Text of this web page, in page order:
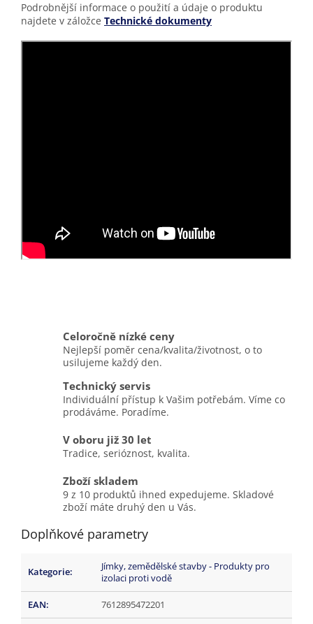
Podrobnější informace o použití a údaje o produktu
najdete v záložce Technické dokumenty
Celoročně nízké ceny
Nejlepší poměr cena/kvalita/životnost, o to
usilujeme každý den.
Technický servis
Individuální přístup k Vašim potřebám. Víme co
prodáváme. Poradíme.
V oboru již 30 let
Tradice, serióznost, kvalita.
Zboží skladem
9 z 10 produktů ihned expedujeme. Skladové
zboží máte druhý den u Vás.
Doplňkové parametry
Kategorie:
Jímky, zemědělské stavby - Produkty pro
izolaci proti vodě
EAN: 7612895472201